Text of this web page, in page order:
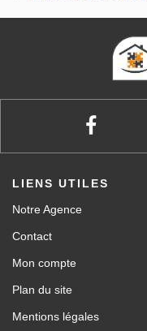
LIENS UTILES
Notre Agence
Contact
Mon compte
Plan du site
Mentions légales